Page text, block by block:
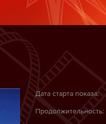
Дата старта показа:
Продолжительность: